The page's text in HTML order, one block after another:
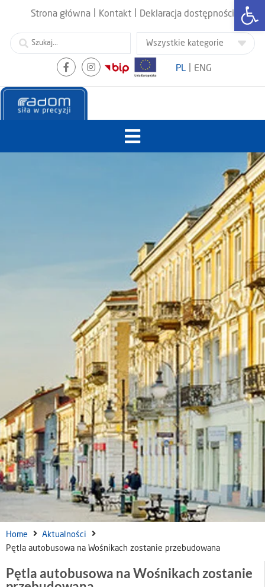
Strona główna Kontakt Deklaracja dostępności
PL ENG
Home
Aktualności
Pętla autobusowa na Wośnikach zostanie przebudowana
Pętla autobusowa na Wośnikach zostanie